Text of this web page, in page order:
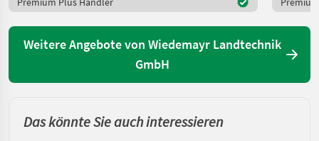
Weitere Angebote von Wiedemayr Landtechnik
GmbH
Das könnte Sie auch interessieren